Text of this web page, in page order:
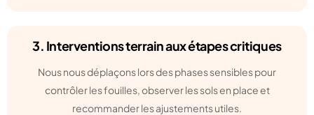
3. Interventions terrain aux étapes critiques
Nous nous déplaçons lors des phases sensibles pour
contrôler les fouilles, observer les sols en place et
recommander les ajustements utiles.